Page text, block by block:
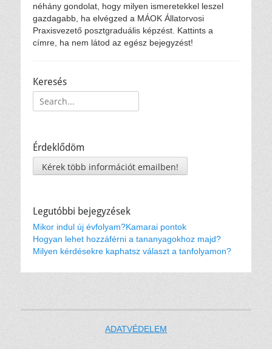
néhány gondolat, hogy milyen ismeretekkel leszel
gazdagabb, ha elvégzed a MÁOK Állatorvosi
Praxisvezető posztgraduális képzést. Kattints a
címre, ha nem látod az egész bejegyzést!
Keresés
Keresés:
Érdeklődöm
Kérek több információt emailben!
Legutóbbi bejegyzések
Mikor indul új évfolyam?Kamarai pontok
Hogyan lehet hozzáférni a tananyagokhoz majd?
Milyen kérdésekre kaphatsz választ a tanfolyamon?
ADATVÉDELEM